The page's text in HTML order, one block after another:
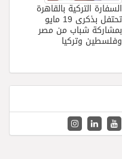
السفارة التركية بالقاهرة
تحتفل بذكرى 19 مايو
بمشاركة شباب من مصر
وفلسطين وتركيا